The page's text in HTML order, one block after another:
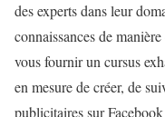
des experts dans leur
connaissances de
vous fournir un cursus
en mesure de créer, de
publicitaires sur